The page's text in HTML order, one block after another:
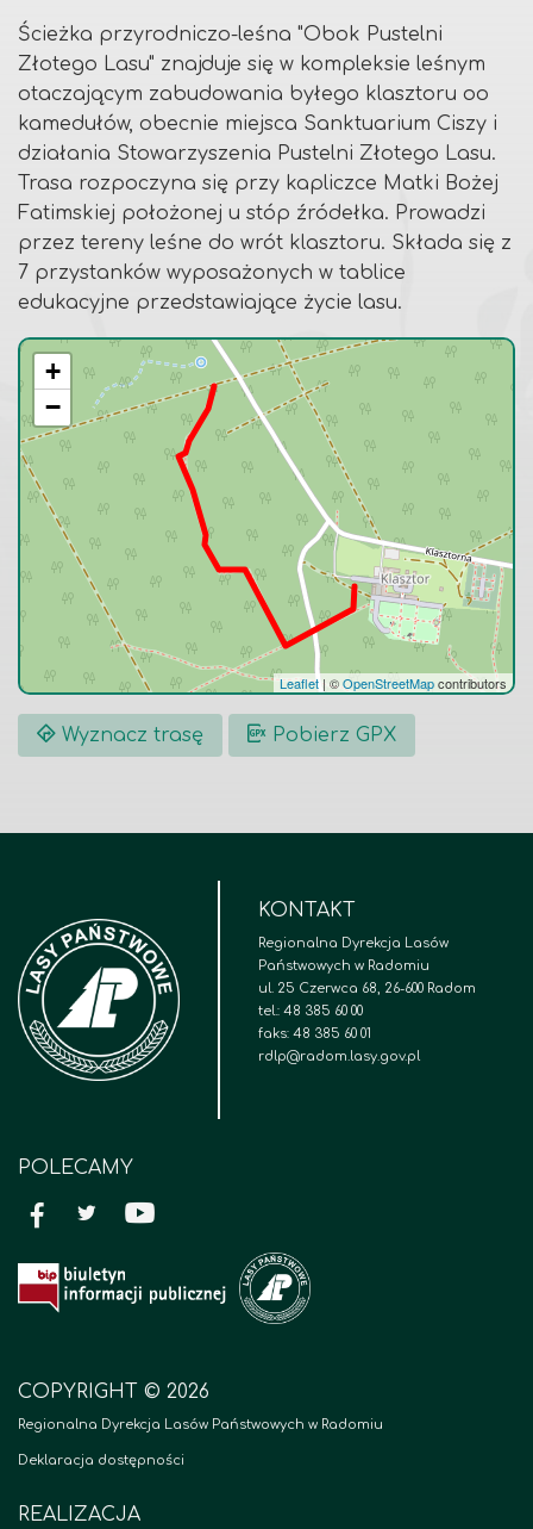
Ścieżka przyrodniczo-leśna "Obok Pustelni
Złotego Lasu" znajduje się w kompleksie leśnym
otaczającym zabudowania byłego klasztoru oo
kamedułów, obecnie miejsca Sanktuarium Ciszy i
działania Stowarzyszenia Pustelni Złotego Lasu.
Trasa rozpoczyna się przy kapliczce Matki Bożej
Fatimskiej położonej u stóp źródełka. Prowadzi
przez tereny leśne do wrót klasztoru. Składa się z
7 przystanków wyposażonych w tablice
edukacyjne przedstawiające życie lasu.
+
−
Leaflet | ©OpenStreetMapcontributors
Wyznacz trasę Pobierz GPX
KONTAKT
Regionalna Dyrekcja Lasów
Państwowych w Radomiu
ul. 25 Czerwca 68, 26-600 Radom
tel.: 48 385 60 00
faks: 48 385 60 01
rdlp@radom.lasy.gov.pl
POLECAMY
COPYRIGHT © 2026
Regionalna Dyrekcja Lasów Państwowych w Radomiu
Deklaracja dostępności
REALIZACJA